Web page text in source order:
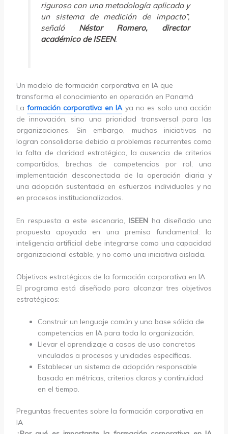
riguroso con una metodología aplicada y
un sistema de medición de impacto”,
señaló Néstor Romero, director
académico de ISEEN.
Un modelo de formación corporativa en IA que
transforma el conocimiento en operación en Panamá
La formación corporativa en IAya no es solo una acción
de innovación, sino una prioridad transversal para las
organizaciones. Sin embargo, muchas iniciativas no
logran consolidarse debido a problemas recurrentes como
la falta de claridad estratégica, la ausencia de criterios
compartidos, brechas de competencias por rol, una
implementación desconectada de la operación diaria y
una adopción sustentada en esfuerzos individuales y no
en procesos institucionalizados.
En respuesta a este escenario, ISEENha diseñado una
propuesta apoyada en una premisa fundamental: la
inteligencia artificial debe integrarse como una capacidad
organizacional estable, y no como una iniciativa aislada.
Objetivos estratégicos de la formación corporativa en IA
El programa está diseñado para alcanzar tres objetivos
estratégicos:
Construir un lenguaje común y una base sólida de
competencias en IA para toda la organización.
Llevar el aprendizaje a casos de uso concretos
vinculados a procesos y unidades específicas.
Establecer un sistema de adopción responsable
basado en métricas, criterios claros y continuidad
en el tiempo.
Preguntas frecuentes sobre la formación corporativa en
IA